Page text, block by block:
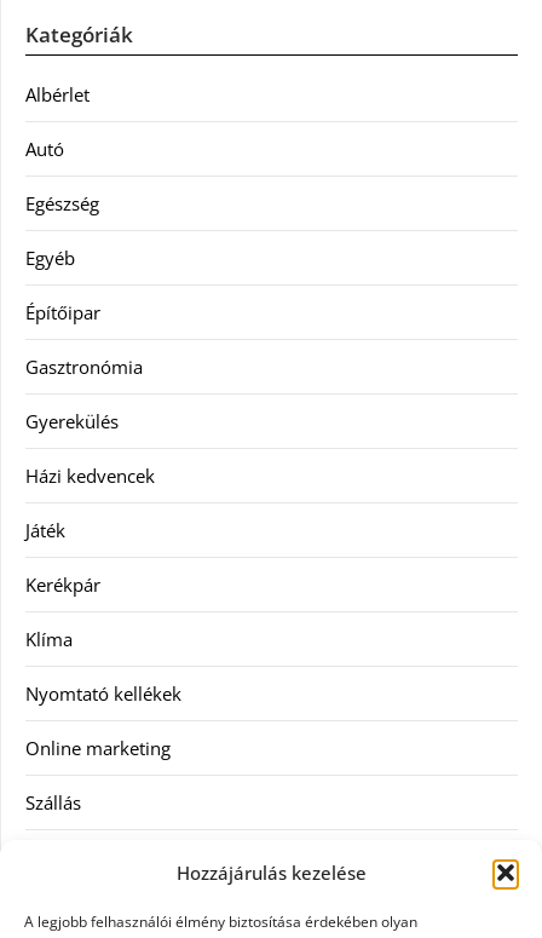
Hozzájárulás kezelése
A legjobb felhasználói élmény biztosítása érdekében olyan
Kategóriák
Albérlet
Autó
Egészség
Egyéb
Építőipar
Gasztronómia
Gyerekülés
Házi kedvencek
Játék
Kerékpár
Klíma
Nyomtató kellékek
Online marketing
Szállás
Szellőztető